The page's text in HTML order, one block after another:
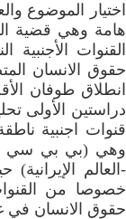
اختيار الموضوع
هامة وهي قضية
القنوات
حقوق الانسان
دراستين الأولى
قنوات اجنبية
وهي (بي بي سي
-العالم
خصوصا من
حقوق الانسان في